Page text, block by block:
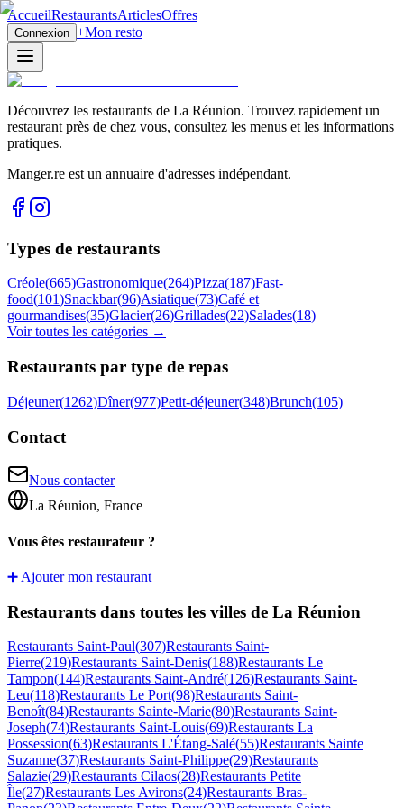
AccueilRestaurantsArticlesOffres
Connexion +Mon resto
Découvrez les restaurants de La Réunion. Trouvez rapidement un
restaurant près de chez vous, consultez les menus et les informations
pratiques.
Manger.re est un annuaire d'adresses indépendant.
Types de restaurants
Créole(665)Gastronomique(264)Pizza(187)Fast-
food(101)Snackbar(96)Asiatique(73)Café et
gourmandises(35)Glacier(26)Grillades(22)Salades(18)
Voir toutes les catégories →
Restaurants par type de repas
Déjeuner(1262)Dîner(977)Petit-déjeuner(348)Brunch(105)
Contact
Nous contacter
La Réunion, France
Vous êtes restaurateur ?
➕ Ajouter mon restaurant
Restaurants dans toutes les villes de La Réunion
Restaurants Saint-Paul(307)Restaurants Saint-
Pierre(219)Restaurants Saint-Denis(188)Restaurants Le
Tampon(144)Restaurants Saint-André(126)Restaurants Saint-
Leu(118)Restaurants Le Port(98)Restaurants Saint-
Benoît(84)Restaurants Sainte-Marie(80)Restaurants Saint-
Joseph(74)Restaurants Saint-Louis(69)Restaurants La
Possession(63)Restaurants L'Étang-Salé(55)Restaurants Sainte
Suzanne(37)Restaurants Saint-Philippe(29)Restaurants
Salazie(29)Restaurants Cilaos(28)Restaurants Petite
Île(27)Restaurants Les Avirons(24)Restaurants Bras-